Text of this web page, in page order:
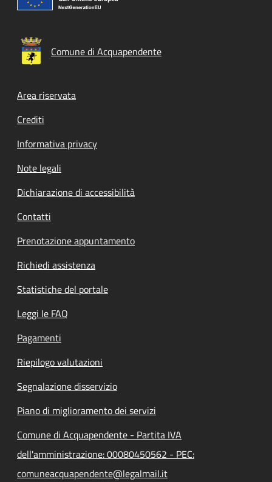
Comune di Acquapendente
Footer menu
Area riservata
Crediti
Informativa privacy
Note legali
Dichiarazione di accessibilità
Contatti
Prenotazione appuntamento
Richiedi assistenza
Statistiche del portale
Leggi le FAQ
Pagamenti
Riepilogo valutazioni
Segnalazione disservizio
Piano di miglioramento dei servizi
Comune di Acquapendente - Partita IVA
dell'amministrazione: 00080450562 - PEC:
comuneacquapendente@legalmail.it